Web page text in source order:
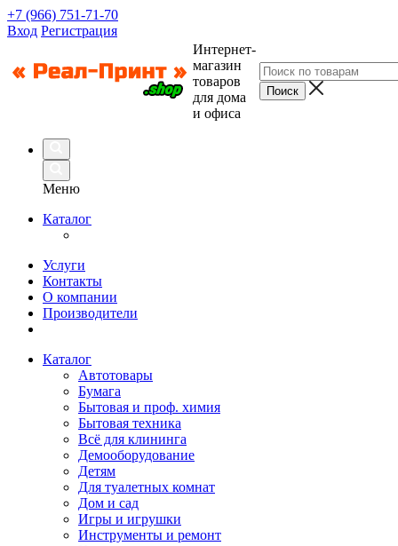
+7 (966) 751-71-70
Вход Регистрация
Интернет-
магазин
товаров
для дома
и офиса
Меню
Каталог
Услуги
Контакты
О компании
Производители
Каталог
Автотовары
Бумага
Бытовая и проф. химия
Бытовая техника
Всё для клининга
Демооборудование
Детям
Для туалетных комнат
Дом и сад
Игры и игрушки
Инструменты и ремонт